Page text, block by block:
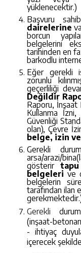
yüklenecektir.)
Başvuru
dairelerine
borcun
belgelerini
tarihinden en
barkodlu
Eğer gerekli
zorunlu
geçerliliği
Değildir
Raporu, İnşaat
Kullanma
Güvenliği
olan), Çevre
belge, izin
Gerekli
arsa/arazi/
gösterir
belgeleri ve
belgelerin
tarafından ilan
Gerekli
(inşaat-
- ihtiyaç
içerecek